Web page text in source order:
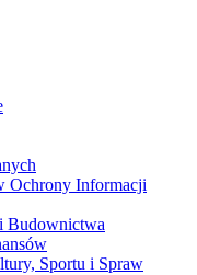
Ochrony Informacji
Budownictwa
Sportu i Spraw